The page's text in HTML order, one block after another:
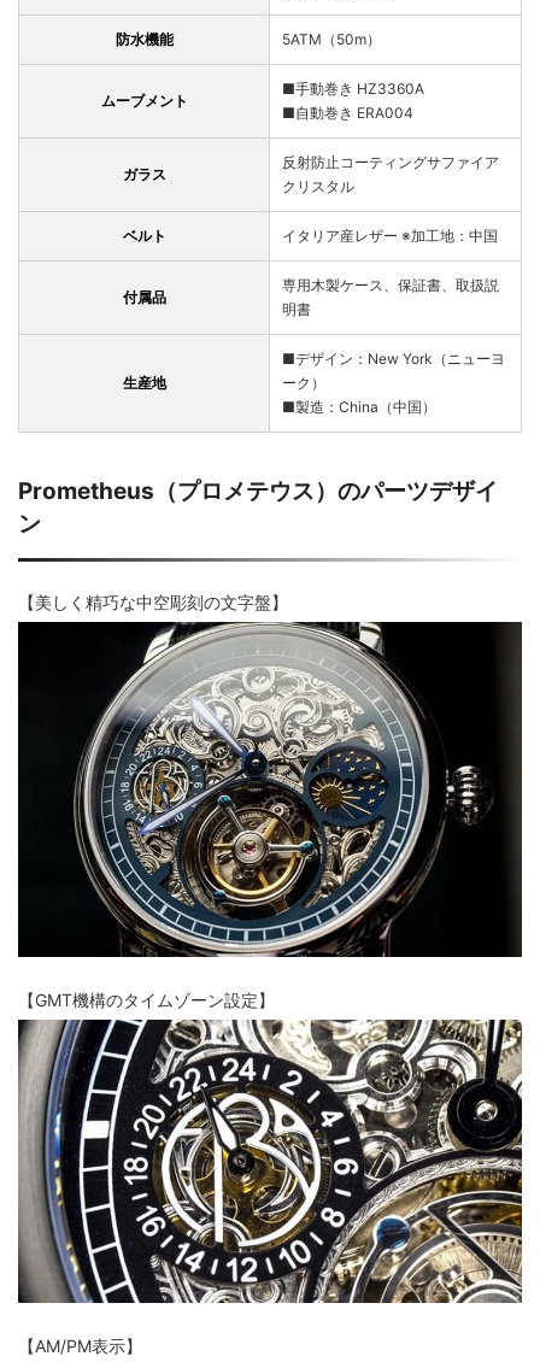
防水機能 5ATM（50m）
ムーブメント
■手動巻き HZ3360A
■自動巻き ERA004
ガラス
反射防止コーティングサファイア
クリスタル
ベルト イタリア産レザー ※加工地：中国
付属品
専用木製ケース、保証書、取扱説
明書
生産地
■デザイン：New York（ニューヨ
ーク）
■製造：China（中国）
Prometheus（プロメテウス）のパーツデザイ
ン
【美しく精巧な中空彫刻の文字盤】
【GMT機構のタイムゾーン設定】
【AM/PM表示】